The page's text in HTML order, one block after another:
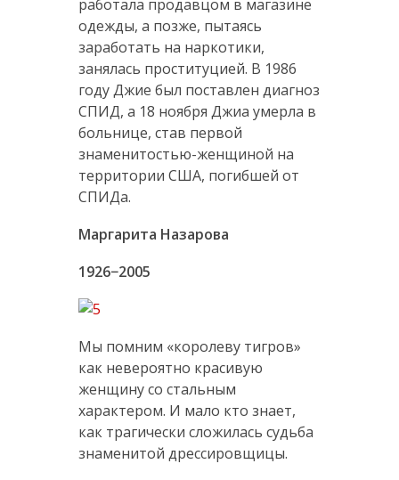
работала продавцом в магазине
одежды, а позже, пытаясь
заработать на наркотики,
занялась проституцией. В 1986
году Джие был поставлен диагноз
СПИД, а 18 ноября Джиа умерла в
больнице, став первой
знаменитостью-женщиной на
территории США, погибшей от
СПИДа.
Маргарита Назарова
1926−2005
Мы помним «королеву тигров»
как невероятно красивую
женщину со стальным
характером. И мало кто знает,
как трагически сложилась судьба
знаменитой дрессировщицы.